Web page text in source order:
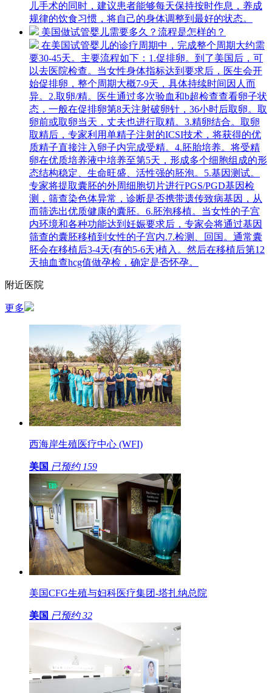
儿手术的同时，建议患者能够每天保持按时作息，养成
规律的饮食习惯，将自己的身体调整到最好的状态。
美国做试管婴儿需要多久？流程是怎样的？
在美国试管婴儿的诊疗周期中，完成整个周期大约需
要30-45天。主要流程如下：1.促排卵。到了美国后，可
以去医院检查。当女性身体指标达到要求后，医生会开
始促排卵，整个周期大概7-9天，具体持续时间因人而
异。2.取卵/精。医生通过多次验血和b超检查查看卵子状
态，一般在促排卵第8天注射破卵针，36小时后取卵。取
卵前或取卵当天，丈夫也进行取精。3.精卵结合。取卵
取精后，专家利用单精子注射的ICSI技术，将获得的优
质精子直接注入卵子内完成受精。4.胚胎培养。将受精
卵在优质培养液中培养至第5天，形成多个细胞组成的形
态结构稳定、生命旺盛、活性强的胚泡。5.基因测试。
专家将提取囊胚的外周细胞切片进行PGS/PGD基因检
测，筛查染色体异常，诊断是否携带遗传致病基因，从
而筛选出优质健康的囊胚。6.胚泡移植。当女性的子宫
内环境和各种功能达到妊娠要求后，专家会将通过基因
筛查的囊胚移植到女性的子宫内.7.检测、回国。通常囊
胚会在移植后3-4天(有的5-6天)植入。然后在移植后第12
天抽血查hcg值做孕检，确定是否怀孕。
附近医院
更多
西海岸生殖医疗中心 (WFI)
美国 已预约 159
美国CFG生殖与妇科医疗集团-塔扎纳总院
美国 已预约 32